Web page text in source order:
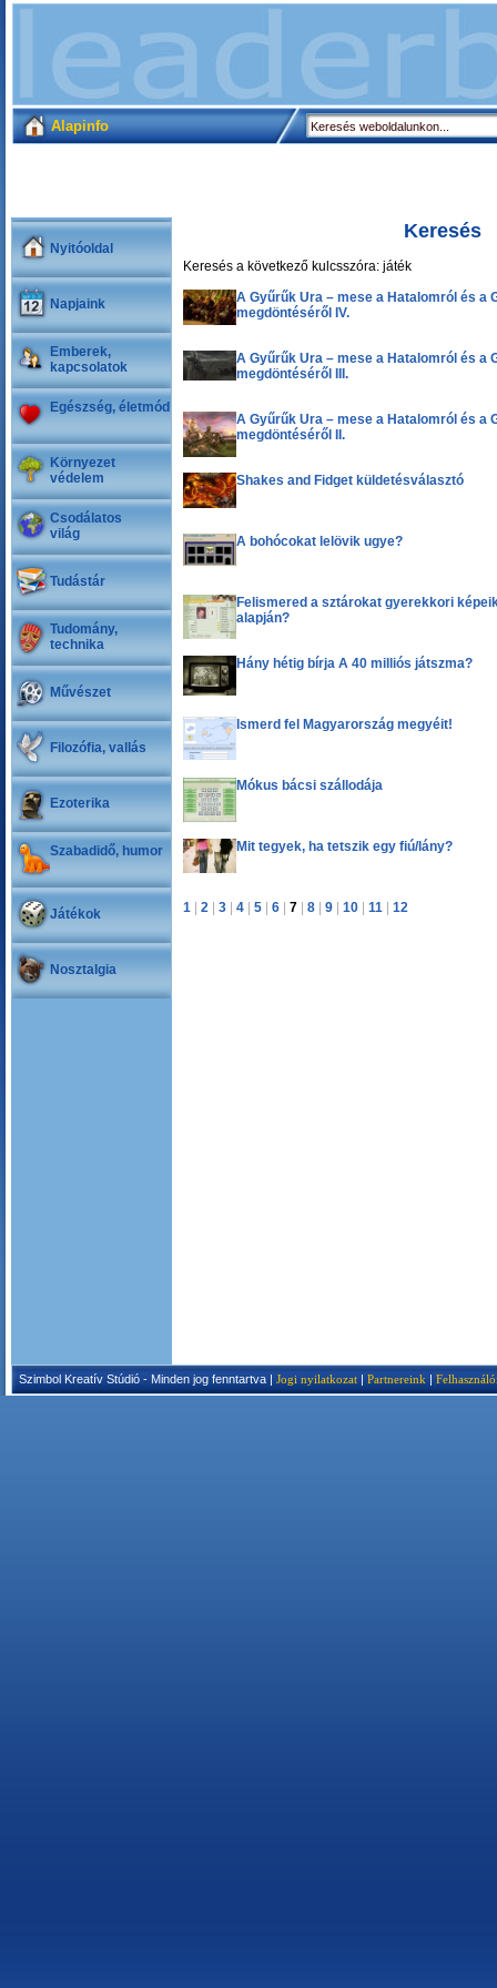
Alapinfo
Nyitóoldal
Napjaink
Emberek,
kapcsolatok
Egészség, életmód
Környezet
védelem
Csodálatos
világ
Tudástár
Tudomány,
technika
Művészet
Filozófia, vallás
Ezoterika
Szabadidő, humor
Játékok
Nosztalgia
Keresés
Keresés a következő kulcsszóra: játék
A Gyűrűk Ura – mese a Hatalomról és a
megdöntéséről IV.
A Gyűrűk Ura – mese a Hatalomról és a
megdöntéséről III.
A Gyűrűk Ura – mese a Hatalomról és a
megdöntéséről II.
Shakes and Fidget küldetésválasztó
A bohócokat lelövik ugye?
Felismered a sztárokat gyerekkori
alapján?
Hány hétig bírja A 40 milliós játszma?
Ismerd fel Magyarország megyéit!
Mókus bácsi szállodája
Mit tegyek, ha tetszik egy fiú/lány?
1 2 3 4 5 6 7 8 9 10 11 12
Szimbol Kreatív Stúdió - Minden jog fenntartva | Jogi nyilatkozat | Partnereink |